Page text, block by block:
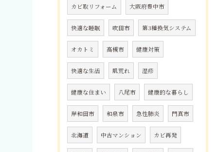
カビ取リフォーム 大阪府豊中市
快適な睡眠 吹田市 第3種換気システム
オカトミ 高槻市 健康対策
快適な生活 肌荒れ 湿疹
健康な住まい 八尾市 健康的な暮らし
岸和田市 和泉市 急性肺炎 門真市
北海道 中古マンション カビ再発